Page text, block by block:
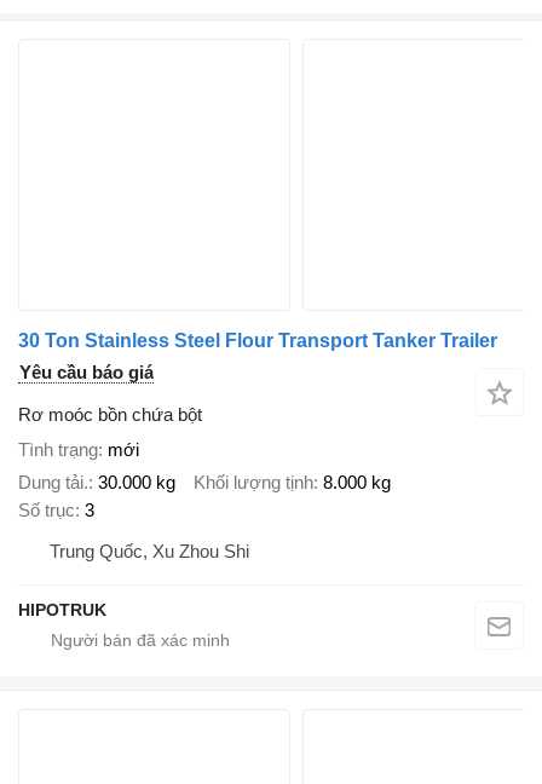
30 Ton Stainless Steel Flour Transport Tanker Trailer
Yêu cầu báo giá
Rơ moóc bồn chứa bột
Tình trạng mới
Dung tải. 30.000 kg Khối lượng tịnh 8.000 kg
Số trục 3
Trung Quốc, Xu Zhou Shi
HIPOTRUK